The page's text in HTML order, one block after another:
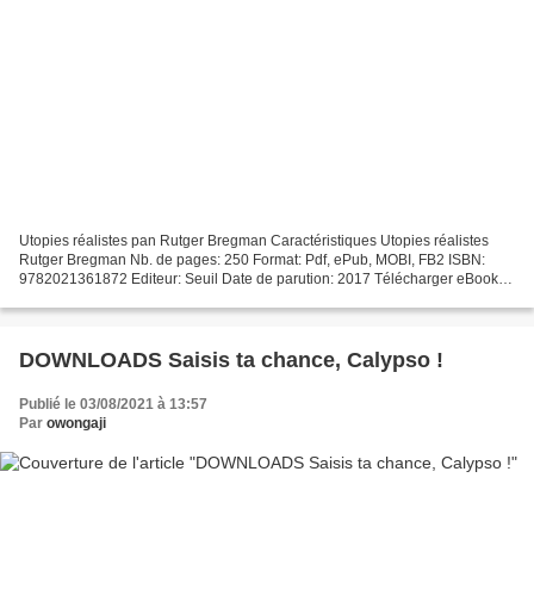
Utopies réalistes pan Rutger Bregman Caractéristiques Utopies réalistes
Rutger Bregman Nb. de pages: 250 Format: Pdf, ePub, MOBI, FB2 ISBN:
9782021361872 Editeur: Seuil Date de parution: 2017 Télécharger eBook
DOWNLOADS Saisis ta chance, Calypso !
Publié le 03/08/2021 à 13:57
Par owongaji